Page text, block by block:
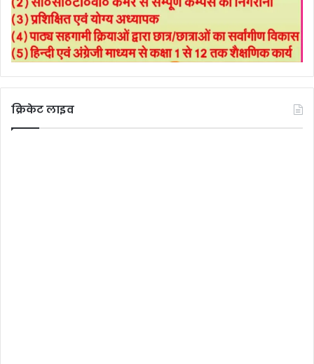
क्रिकेट लाइव